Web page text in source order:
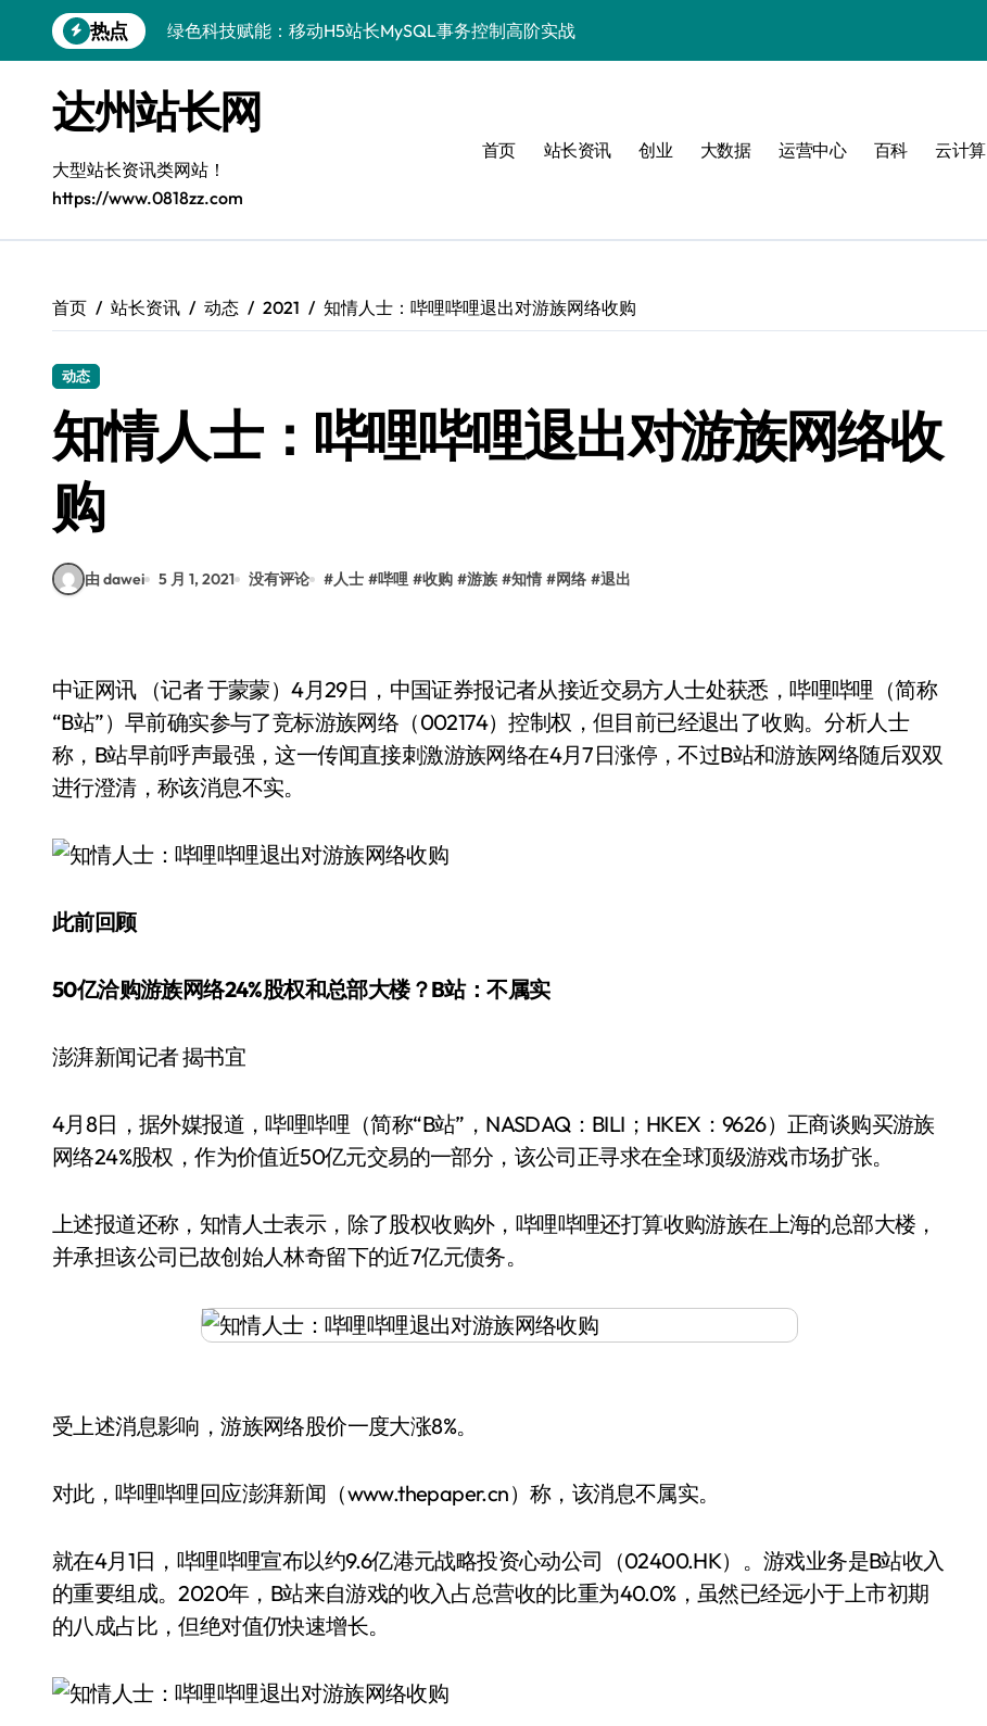
到
热点
绿色科技赋能：移动H5站长MySQL事务控制高阶实战
Go语言赋能MySQL事务控制：实战解析与科技优化秘籍
iOS开发进阶：MySQL事务处理科技实战，技术跃升指南
MySQL事务处理揭秘：科技赋能下的高效控制策略全解析
VR开发进阶：MySQL事务控制揭秘与科技实战精粹
VR数据管理新突破：MySQL事务控制科技赋能性能跃升
MySQL进阶实战：解锁后端事务处理与科技驱动的性能优化
MySQL事务控制全攻略：技术精进，站长运维科技新篇
达州站长网
大型站长资讯类网站！
https://www.0818zz.com
首页 站长资讯 创业 大数据 运营中心 百科 云计算
首页 站长资讯 动态 2021 知情人士：哔哩哔哩退出对游族网络收购
动态
知情人士：哔哩哔哩退出对游族网络收
购
由 dawei 5 月 1, 2021 没有评论 #人士 #哔哩 #收购 #游族 #知情 #网络 #退出
中证网讯 （记者 于蒙蒙）4月29日，中国证券报记者从接近交易方人士处获悉，哔哩哔哩（简称
“B站”）早前确实参与了竞标游族网络（002174）控制权，但目前已经退出了收购。分析人士
称，B站早前呼声最强，这一传闻直接刺激游族网络在4月7日涨停，不过B站和游族网络随后双双
进行澄清，称该消息不实。
此前回顾
50亿洽购游族网络24%股权和总部大楼？B站：不属实
澎湃新闻记者 揭书宜
4月8日，据外媒报道，哔哩哔哩（简称“B站”，NASDAQ：BILI；HKEX：9626）正商谈购买游族
网络24%股权，作为价值近50亿元交易的一部分，该公司正寻求在全球顶级游戏市场扩张。
上述报道还称，知情人士表示，除了股权收购外，哔哩哔哩还打算收购游族在上海的总部大楼，
并承担该公司已故创始人林奇留下的近7亿元债务。
受上述消息影响，游族网络股价一度大涨8%。
对此，哔哩哔哩回应澎湃新闻（www.thepaper.cn）称，该消息不属实。
就在4月1日，哔哩哔哩宣布以约9.6亿港元战略投资心动公司（02400.HK）。游戏业务是B站收入
的重要组成。2020年，B站来自游戏的收入占总营收的比重为40.0%，虽然已经远小于上市初期
的八成占比，但绝对值仍快速增长。